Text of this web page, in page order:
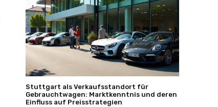
Stuttgart als Verkaufsstandort für
Gebrauchtwagen: Marktkenntnis und deren
Einfluss auf Preisstrategien